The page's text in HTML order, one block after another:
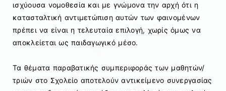
ισχύουσα νομοθεσία και με γνώμονα την αρχή ότι η
κατασταλτική αντιμετώπιση αυτών των φαινομένων
πρέπει να είναι η τελευταία επιλογή, χωρίς όμως να
αποκλείεται ως παιδαγωγικό μέσο.
Τα θέματα παραβατικής συμπεριφοράς των μαθητών/
τριών στο Σχολείο αποτελούν αντικείμενο συνεργασίας